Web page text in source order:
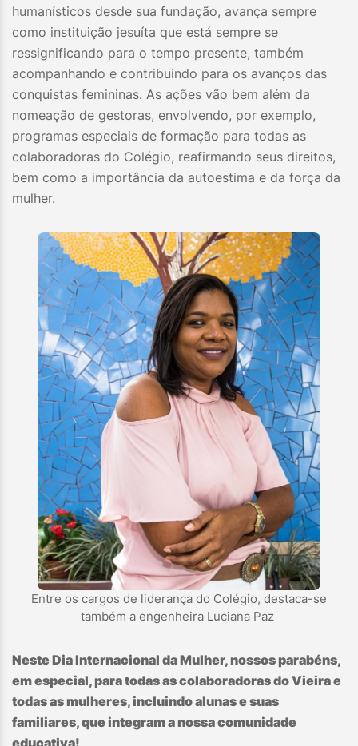
humanísticos desde sua fundação, avança sempre
como instituição jesuíta que está sempre se
ressignificando para o tempo presente, também
acompanhando e contribuindo para os avanços das
conquistas femininas. As ações vão bem além da
nomeação de gestoras, envolvendo, por exemplo,
programas especiais de formação para todas as
colaboradoras do Colégio, reafirmando seus direitos,
bem como a importância da autoestima e da força da
mulher.
Entre os cargos de liderança do Colégio, destaca-se
também a engenheira Luciana Paz
Neste Dia Internacional da Mulher, nossos parabéns,
em especial, para todas as colaboradoras do Vieira e
todas as mulheres, incluindo alunas e suas
familiares, que integram a nossa comunidade